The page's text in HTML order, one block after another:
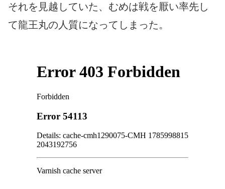
それを見越していた、むめは戦を厭い率先し
て龍王丸の人質になってしまった。